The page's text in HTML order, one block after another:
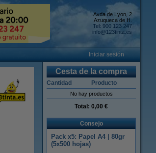
Avda de Lyon, 2
Azuqueca de H.
Tel: 900 123 247
info@123tinta.es
Iniciar sesión
Cesta de la compra
Cantidad Producto
No hay productos
Total: 0,00 €
Consejo
Pack x5: Papel A4 | 80gr
(5x500 hojas)